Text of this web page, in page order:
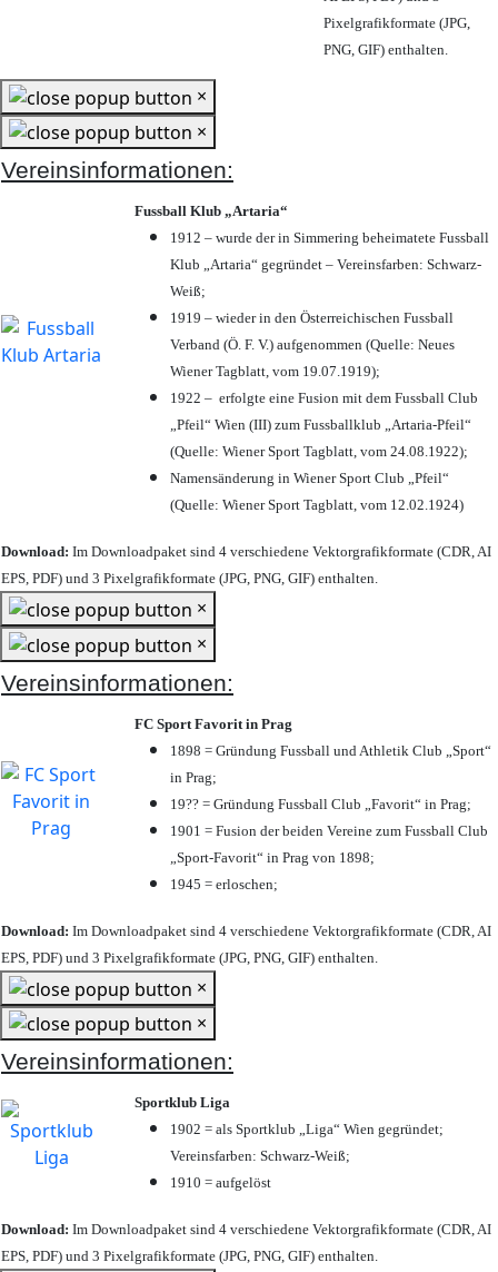
Pixelgrafikformate (JPG,
PNG, GIF) enthalten.
×
×
Vereinsinformationen:
Fussball Klub „Artaria“
1912 – wurde der in Simmering beheimatete Fussball
Klub „Artaria“ gegründet – Vereinsfarben: Schwarz-
Weiß;
1919 – wieder in den Österreichischen Fussball
Verband (Ö. F. V.) aufgenommen (Quelle: Neues
Wiener Tagblatt, vom 19.07.1919);
1922 – erfolgte eine Fusion mit dem Fussball Club
„Pfeil“ Wien (III) zum Fussballklub „Artaria-Pfeil“
(Quelle: Wiener Sport Tagblatt, vom 24.08.1922);
Namensänderung in Wiener Sport Club „Pfeil“
(Quelle: Wiener Sport Tagblatt, vom 12.02.1924)
Download: Im Downloadpaket sind 4 verschiedene Vektorgrafikformate (CDR, AI
EPS, PDF) und 3 Pixelgrafikformate (JPG, PNG, GIF) enthalten.
×
×
Vereinsinformationen:
FC Sport Favorit in Prag
1898 = Gründung Fussball und Athletik Club „Sport“
in Prag;
19?? = Gründung Fussball Club „Favorit“ in Prag;
1901 = Fusion der beiden Vereine zum Fussball Club
„Sport-Favorit“ in Prag von 1898;
1945 = erloschen;
Download: Im Downloadpaket sind 4 verschiedene Vektorgrafikformate (CDR, AI
EPS, PDF) und 3 Pixelgrafikformate (JPG, PNG, GIF) enthalten.
×
×
Vereinsinformationen:
Sportklub Liga
1902 = als Sportklub „Liga“ Wien gegründet;
Vereinsfarben: Schwarz-Weiß;
1910 = aufgelöst
Download: Im Downloadpaket sind 4 verschiedene Vektorgrafikformate (CDR, AI
EPS, PDF) und 3 Pixelgrafikformate (JPG, PNG, GIF) enthalten.